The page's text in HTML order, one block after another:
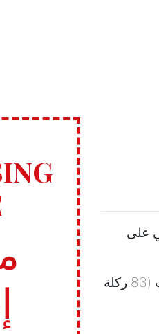
على
سجل للعباسية عيسى اكوكا (18) وصادق فرحات (56، 74)، وسجل للراسينغ علي أيوب (83 ركلة